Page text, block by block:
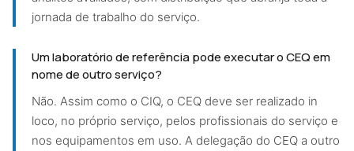
jornada de trabalho do serviço.
Um laboratório de referência pode executar o CEQ em
nome de outro serviço?
Não. Assim como o CIQ, o CEQ deve ser realizado in
loco, no próprio serviço, pelos profissionais do serviço e
nos equipamentos em uso. A delegação do CEQ a outro